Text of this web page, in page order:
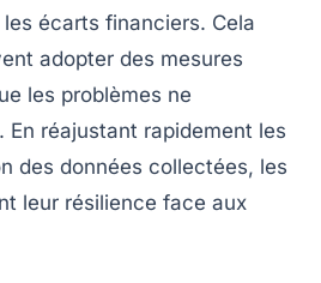
écarts financiers. Cela
adopter des mesures
les problèmes ne
réajustant rapidement les
des données collectées, les
leur résilience face aux